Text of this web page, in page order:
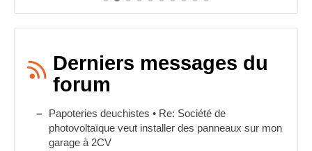
Derniers messages du
forum
Papoteries deuchistes • Re: Société de
photovoltaïque veut installer des panneaux sur mon
garage à 2CV